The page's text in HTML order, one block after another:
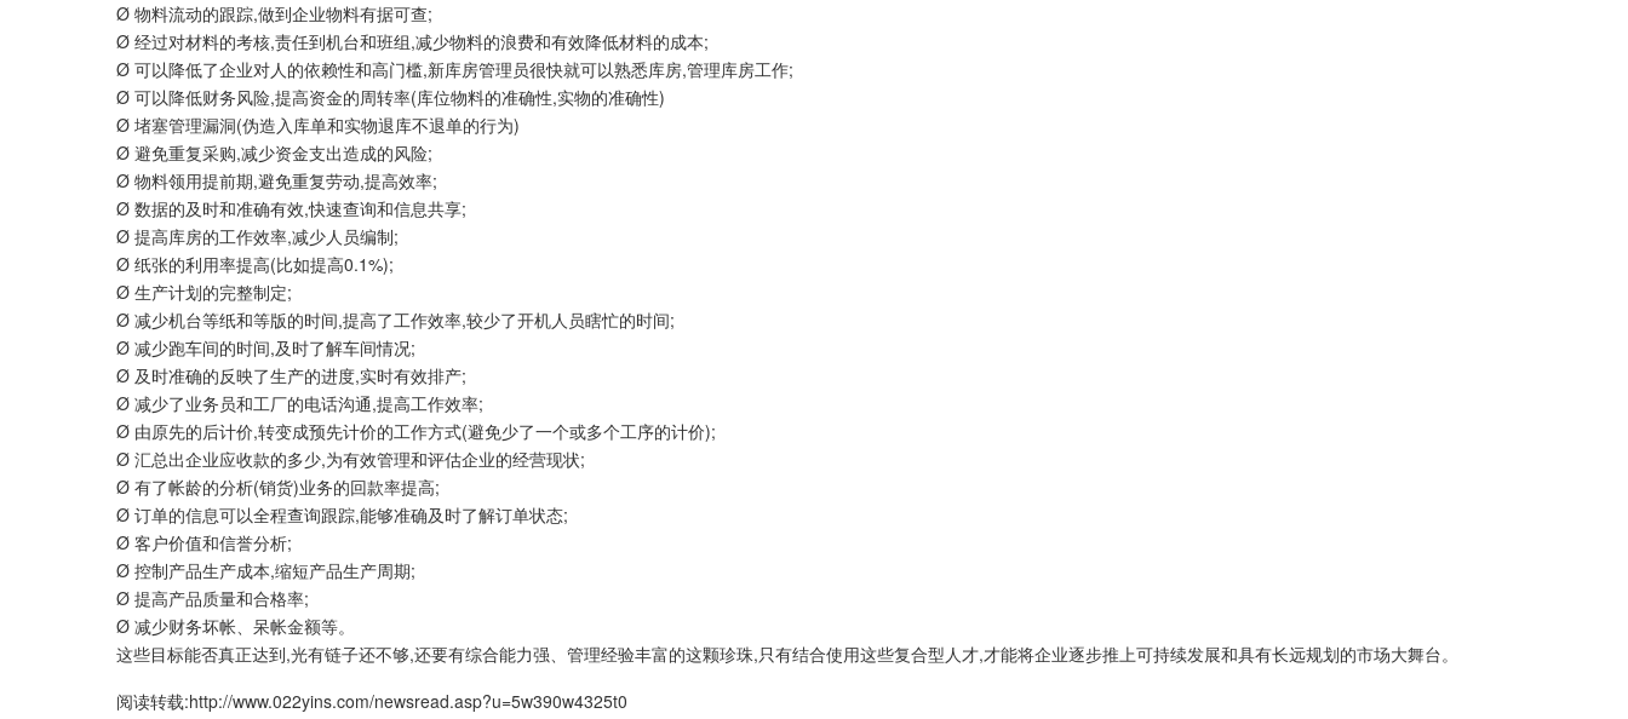
Ø 物料流动的跟踪,做到企业物料有据可查;
Ø 经过对材料的考核,责任到机台和班组,减少物料的浪费和有效降低材料的成本;
Ø 可以降低了企业对人的依赖性和高门槛,新库房管理员很快就可以熟悉库房,管理库房工作;
Ø 可以降低财务风险,提高资金的周转率(库位物料的准确性,实物的准确性)
Ø 堵塞管理漏洞(伪造入库单和实物退库不退单的行为)
Ø 避免重复采购,减少资金支出造成的风险;
Ø 物料领用提前期,避免重复劳动,提高效率;
Ø 数据的及时和准确有效,快速查询和信息共享;
Ø 提高库房的工作效率,减少人员编制;
Ø 纸张的利用率提高(比如提高0.1%);
Ø 生产计划的完整制定;
Ø 减少机台等纸和等版的时间,提高了工作效率,较少了开机人员瞎忙的时间;
Ø 减少跑车间的时间,及时了解车间情况;
Ø 及时准确的反映了生产的进度,实时有效排产;
Ø 减少了业务员和工厂的电话沟通,提高工作效率;
Ø 由原先的后计价,转变成预先计价的工作方式(避免少了一个或多个工序的计价);
Ø 汇总出企业应收款的多少,为有效管理和评估企业的经营现状;
Ø 有了帐龄的分析(销货)业务的回款率提高;
Ø 订单的信息可以全程查询跟踪,能够准确及时了解订单状态;
Ø 客户价值和信誉分析;
Ø 控制产品生产成本,缩短产品生产周期;
Ø 提高产品质量和合格率;
Ø 减少财务坏帐、呆帐金额等。
这些目标能否真正达到,光有链子还不够,还要有综合能力强、管理经验丰富的这颗珍珠,只有结合使用这些复合型人才,才能将企业逐步推上可持续发展和具有长远规划的市场大舞台。
阅读转载:http://www.022yins.com/newsread.asp?u=5w390w4325t0